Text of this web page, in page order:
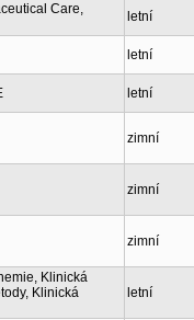
Care,
letní
letní
letní
zimní
zimní
zimní
Klinická
Klinická
letní